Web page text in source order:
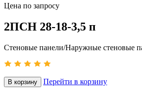
Цена по запросу
2ПСН 28-18-3,5 п
Стеновые панели/Наружные стеновые
В корзину Перейти в корзину